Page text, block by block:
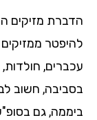
הדברת מזיקים
להיפטר
עכברים,
ביממה, גם